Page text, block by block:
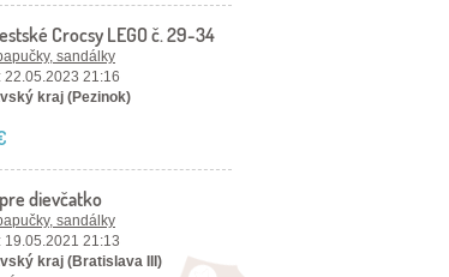
Crocsy LEGO č. 29-34
sandálky
22.05.2023 21:16
kraj (Pezinok)
dievčatko
sandálky
19.05.2021 21:13
kraj (Bratislava III)